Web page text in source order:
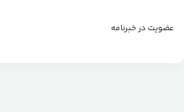
عضویت در خبرنامه